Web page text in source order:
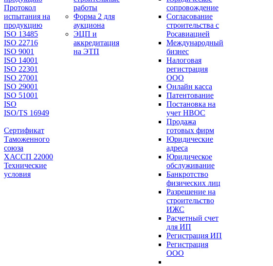
Протокол
испытания на
продукцию
ISO 13485
ISO 22716
ISO 9001
ISO 14001
ISO 22301
ISO 27001
ISO 29001
ISO 51001
ISO
ISO/TS 16949
Сертификат
Таможенного
союза
ХАССП 22000
Технические
условия
работы
Форма 2 для
аукциона
ЭЦП и
аккредитация
на ЭТП
сопровождение
Согласование
строительства с
Росавиацией
Международный
бизнес
Налоговая
регистрация
ООО
Онлайн касса
Патентование
Постановка на
учет НВОС
Продажа
готовых фирм
Юридические
адреса
Юридическое
обслуживание
Банкротство
физических лиц
Разрешение на
строительство
ИЖС
Расчетный счет
для ИП
Регистрация ИП
Регистрация
ООО